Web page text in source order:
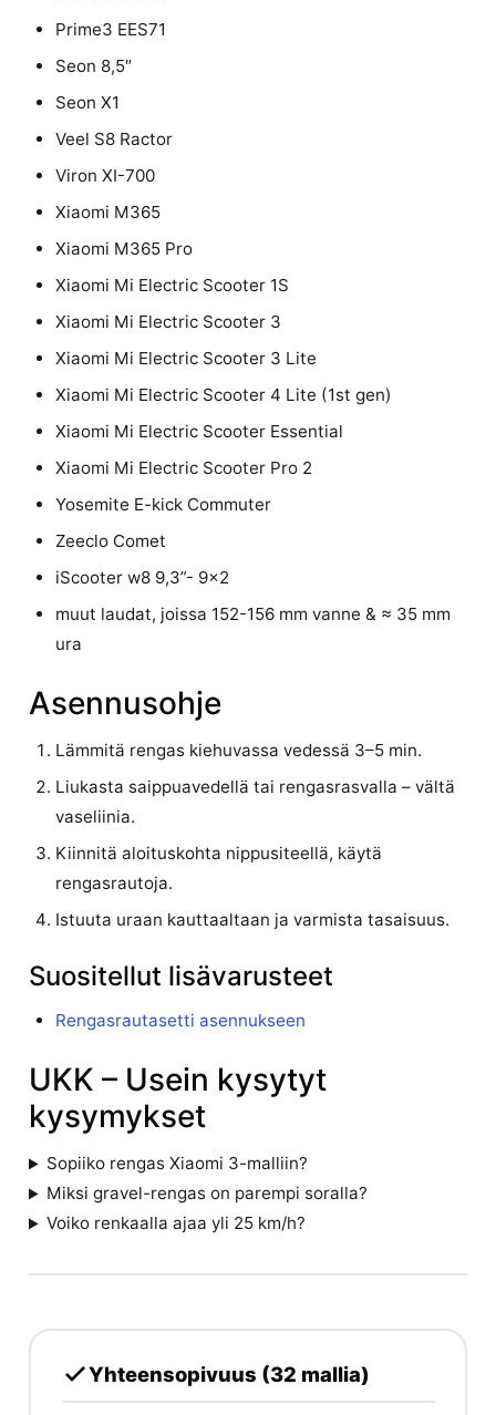
Prime3 EES71
Seon 8,5″
Seon X1
Veel S8 Ractor
Viron XI-700
Xiaomi M365
Xiaomi M365 Pro
Xiaomi Mi Electric Scooter 1S
Xiaomi Mi Electric Scooter 3
Xiaomi Mi Electric Scooter 3 Lite
Xiaomi Mi Electric Scooter 4 Lite (1st gen)
Xiaomi Mi Electric Scooter Essential
Xiaomi Mi Electric Scooter Pro 2
Yosemite E-kick Commuter
Zeeclo Comet
iScooter w8 9,3”- 9×2
muut laudat, joissa 152-156 mm vanne & ≈ 35 mm
ura
Asennusohje
Lämmitä rengas kiehuvassa vedessä 3–5 min.
Liukasta saippuavedellä tai rengasrasvalla – vältä
vaseliinia.
Kiinnitä aloituskohta nippusiteellä, käytä
rengasrautoja.
Istuuta uraan kauttaaltaan ja varmista tasaisuus.
Suositellut lisävarusteet
Rengasrautasetti asennukseen
UKK – Usein kysytyt
kysymykset
Sopiiko rengas Xiaomi 3-malliin?
Miksi gravel-rengas on parempi soralla?
Voiko renkaalla ajaa yli 25 km/h?
Yhteensopivuus (32 mallia)